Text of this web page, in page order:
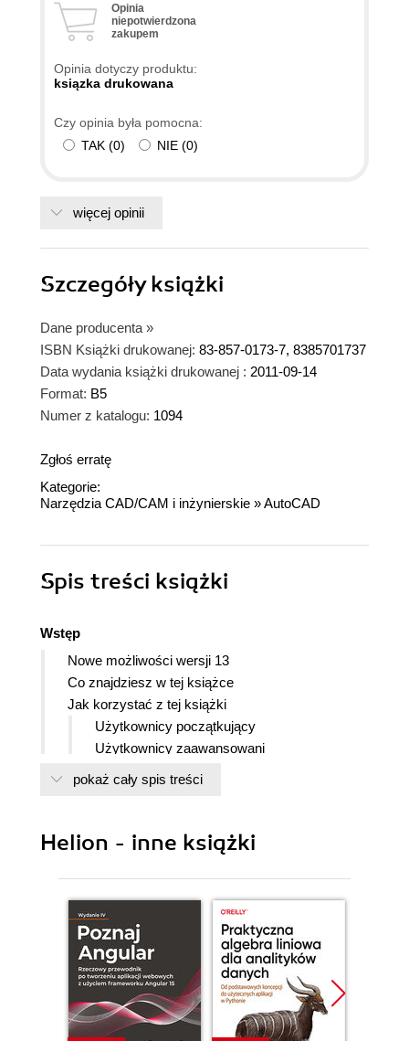
Opinia
niepotwierdzona
zakupem
Opinia dotyczy produktu:
ksiązka drukowana
Czy opinia była pomocna:
TAK (0) NIE (0)
więcej opinii
Szczegółyksiążki
Dane producenta »
ISBN Książki drukowanej: 83-857-0173-7, 8385701737
Data wydania książki drukowanej : 2011-09-14
Format: B5
Numer z katalogu: 1094
Zgłoś erratę
Kategorie:
Narzędzia CAD/CAM i inżynierskie »AutoCAD
Spis treści książki
Wstęp
Nowe możliwości wersji 13
Co znajdziesz w tej książce
Jak korzystać z tej książki
Użytkownicy początkujący
Użytkownicy zaawansowani
Znaczki
Rzeczywistość wirtualna czyli cyberprzestrzeń
Instalacja dyskietki
Część 1. Wiadomości
podstawowe
Wprowadzenie
Uruchomienie AutoCAD-a
Ekran AutoCAD-a
Obszar Rysunku
pokaż cały spis treści
Helion - inne książki